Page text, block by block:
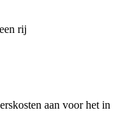
rij
aan voor het in